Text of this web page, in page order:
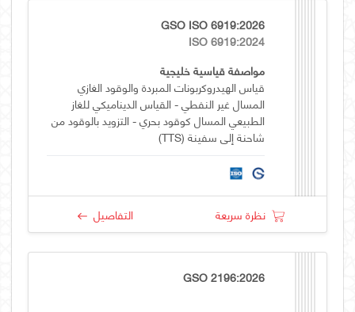
GSO ISO 6919:2026
ISO 6919:2024
مواصفة قياسية خليجية
قياس الهيدروكربونات المبردة والوقود الغازي
المسال غير النفطي - القياس الديناميكي للغاز
الطبيعي المسال كوقود بحري - التزويد بالوقود من
شاحنة إلى سفينة (TTS)
نظرة سريعة التفاصيل
GSO 2196:2026